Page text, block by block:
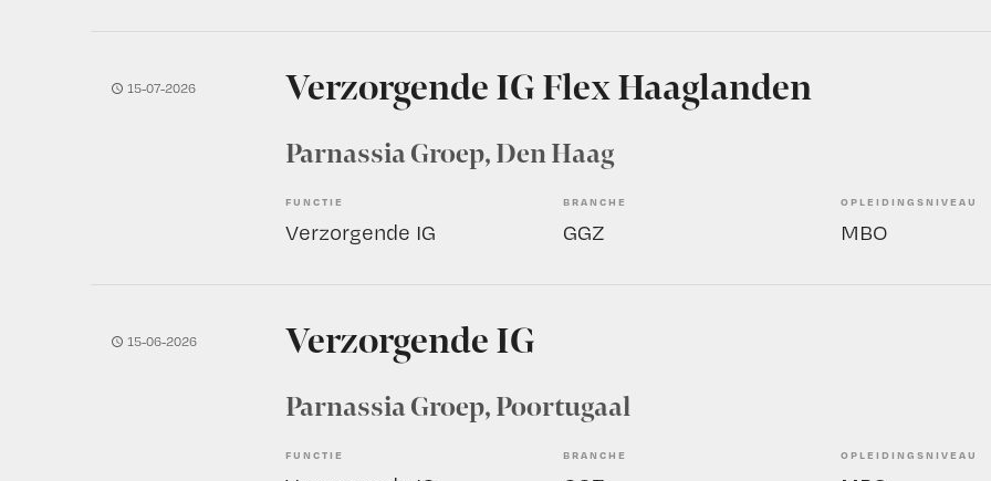
15-07-2026 Verzorgende IG Flex Haaglanden
Parnassia Groep, Den Haag
FUNCTIE
Verzorgende IG
BRANCHE
GGZ
OPLEIDINGSNIVEAU
MBO
15-06-2026 Verzorgende IG
Parnassia Groep, Poortugaal
FUNCTIE BRANCHE OPLEIDINGSNIVEAU